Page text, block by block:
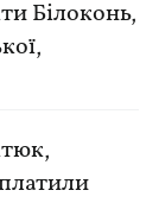
Білоконь,